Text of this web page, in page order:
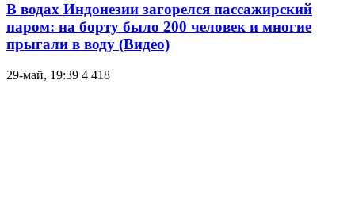
В водах Индонезии загорелся пассажирский
паром: на борту было 200 человек и многие
прыгали в воду (Видео)
29-май, 19:39 4 418